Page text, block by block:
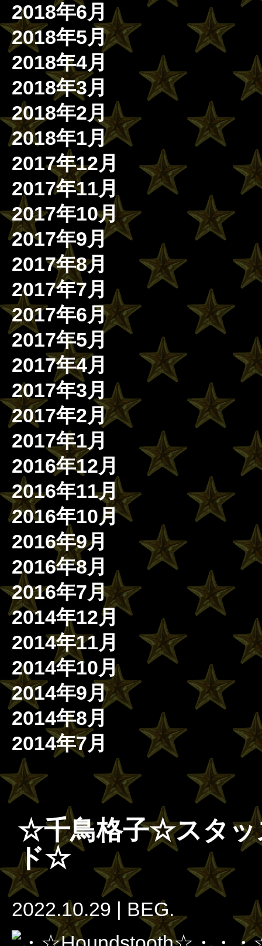
2018年6月
2018年5月
2018年4月
2018年3月
2018年2月
2018年1月
2017年12月
2017年11月
2017年10月
2017年9月
2017年8月
2017年7月
2017年6月
2017年5月
2017年4月
2017年3月
2017年2月
2017年1月
2016年12月
2016年11月
2016年10月
2016年9月
2016年8月
2016年7月
2014年12月
2014年11月
2014年10月
2014年9月
2014年8月
2014年7月
☆千鳥格子☆スタッ
ド☆
2022.10.29 BEG.